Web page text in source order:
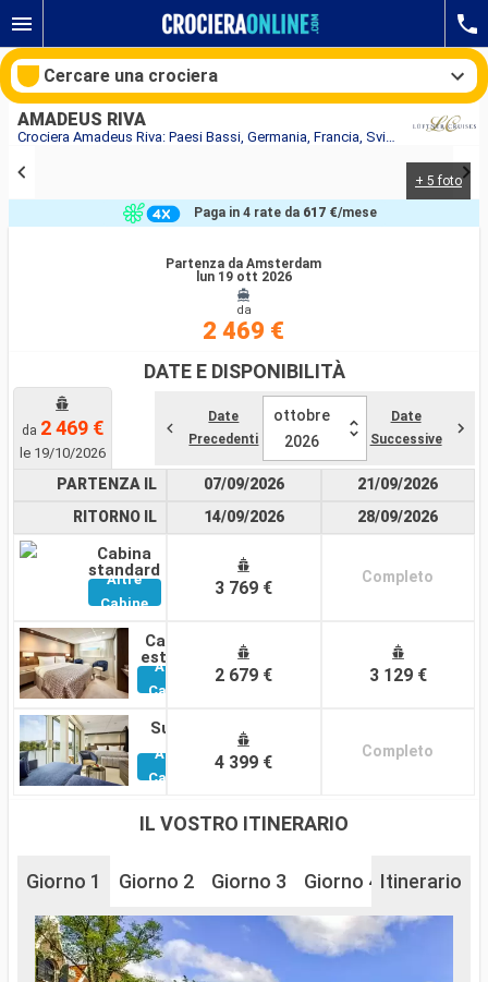
Crociera Amadeus Riva: Paesi Bassi, Germania, Francia, Svizzera in partenza da Amsterdam
AMADEUS RIVA
+ 5 foto
Partenza da Amsterdam
lun 19 ott 2026
da
2 469 €
Paga in 4 rate da617 €/mese
DATE E DISPONIBILITÀ
da 2 469 €
le 19/10/2026
Date
Precedenti
ottobre
2026
Date
Successive
PARTENZA IL
RITORNO IL
Cabina
standard
Altre
Cabine
Cabina
esterna
Altre
Cabine
Suite
Altre
Cabine
07/09/2026
14/09/2026
3 769 €
2 679 €
4 399 €
21/09/2026
28/09/2026
Completo
3 129 €
Completo
IL VOSTRO ITINERARIO
Giorno 1 Giorno 2 Giorno 3 Giorno 4 Giorno 5
Itinerario
Cercare una crociera
Le nostre destinazioni